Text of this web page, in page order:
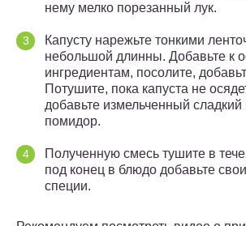
нему мелко порезанный лук.
Капусту нарежьте тонкими
небольшой длинны. Добавьте к
ингредиентам, посолите,
Потушите, пока капуста не
добавьте измельченный сладкий
помидор.
Полученную смесь тушите в
под конец в блюдо добавьте
специи.